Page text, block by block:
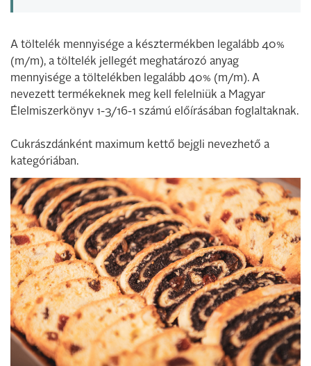
A töltelék mennyisége a késztermékben legalább 40%
(m/m), a töltelék jellegét meghatározó anyag
mennyisége a töltelékben legalább 40% (m/m). A
nevezett termékeknek meg kell felelniük a Magyar
Élelmiszerkönyv 1-3/16-1 számú előírásában foglaltaknak.
Cukrászdánként maximum kettő bejgli nevezhető a
kategóriában.